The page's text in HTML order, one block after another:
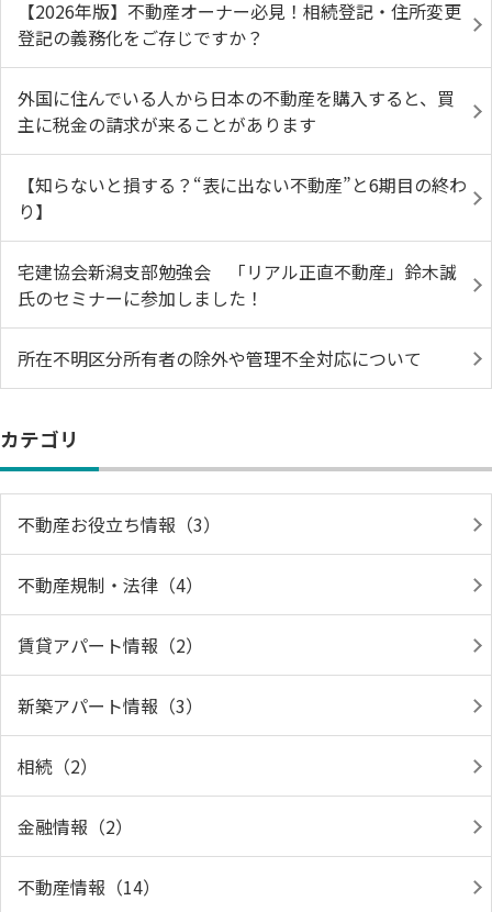
【2026年版】不動産オーナー必見！相続登記・住所変更
登記の義務化をご存じですか？
外国に住んでいる人から日本の不動産を購入すると、買
主に税金の請求が来ることがあります
【知らないと損する？“表に出ない不動産”と6期目の終わ
り】
宅建協会新潟支部勉強会 「リアル正直不動産」鈴木誠
氏のセミナーに参加しました！
所在不明区分所有者の除外や管理不全対応について
カテゴリ
不動産お役立ち情報（3）
不動産規制・法律（4）
賃貸アパート情報（2）
新築アパート情報（3）
相続（2）
金融情報（2）
不動産情報（14）